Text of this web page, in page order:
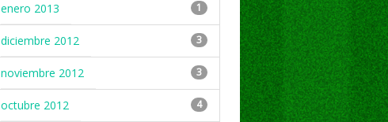
enero 2013 1
diciembre 2012 3
noviembre 2012 3
octubre 2012 4